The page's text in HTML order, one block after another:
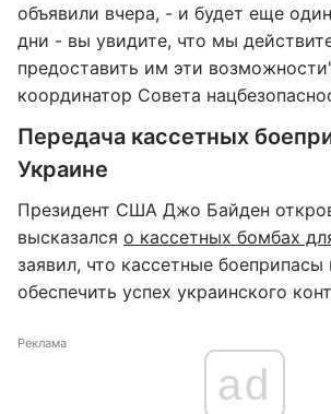
объявили вчера, - и будет еще
дни - вы увидите, что мы
предоставить им эти
координатор Совета
Передача кассетных
Украине
Президент США Джо Байден
высказался о кассетных бомбах
заявил, что кассетные боеприпасы
обеспечить успех украинского
Реклама
ad